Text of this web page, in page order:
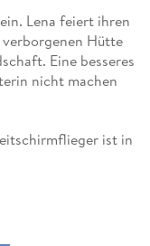
Lena feiert ihren
Hütte
Eine besseres
nicht machen
ist in
ausgerechnet